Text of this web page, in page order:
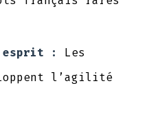
esprit :
Les
l’agilité